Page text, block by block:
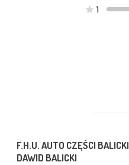
1
F.H.U. AUTO CZĘŚCI BALICKI
DAWID BALICKI